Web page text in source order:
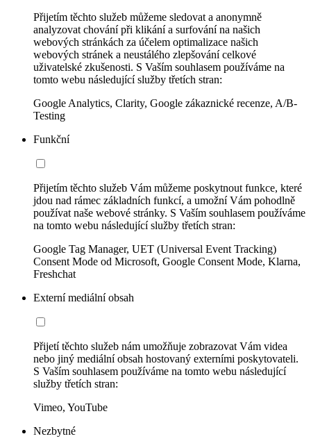
Přijetím těchto služeb můžeme sledovat a anonymně
analyzovat chování při klikání a surfování na našich
webových stránkách za účelem optimalizace našich
webových stránek a neustálého zlepšování celkové
uživatelské zkušenosti. S Vaším souhlasem používáme na
tomto webu následující služby třetích stran:
Google Analytics, Clarity, Google zákaznické recenze, A/B-
Testing
Funkční
Přijetím těchto služeb Vám můžeme poskytnout funkce, které
jdou nad rámec základních funkcí, a umožní Vám pohodlně
používat naše webové stránky. S Vaším souhlasem používáme
na tomto webu následující služby třetích stran:
Google Tag Manager, UET (Universal Event Tracking)
Consent Mode od Microsoft, Google Consent Mode, Klarna,
Freshchat
Externí mediální obsah
Přijetí těchto služeb nám umožňuje zobrazovat Vám videa
nebo jiný mediální obsah hostovaný externími poskytovateli.
S Vaším souhlasem používáme na tomto webu následující
služby třetích stran:
Vimeo, YouTube
Nezbytné